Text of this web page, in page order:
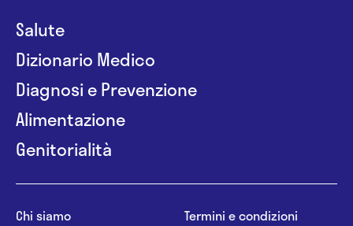
Salute
Dizionario Medico
Diagnosi e Prevenzione
Alimentazione
Genitorialità
Chi siamo
Termini e condizioni